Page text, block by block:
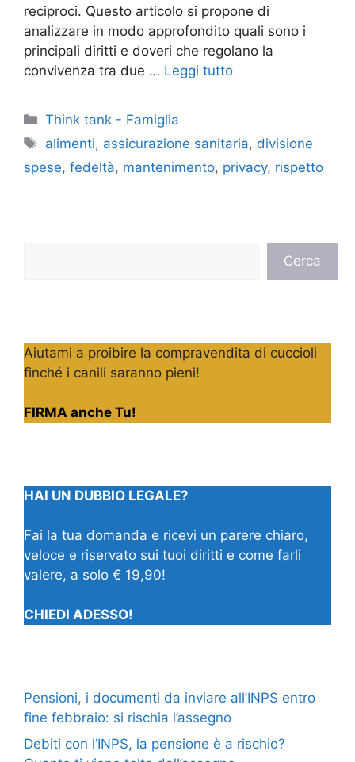
reciproci. Questo articolo si propone di
analizzare in modo approfondito quali sono i
principali diritti e doveri che regolano la
convivenza tra due … Leggi tutto
Categorie
Think tank - Famiglia
Tag
alimenti, assicurazione sanitaria, divisione
spese, fedeltà, mantenimento, privacy, rispetto
Cerca
Aiutami a proibire la compravendita di cuccioli
finché i canili saranno pieni!
FIRMA anche Tu!
HAI UN DUBBIO LEGALE?
Fai la tua domanda e ricevi un parere chiaro,
veloce e riservato sui tuoi diritti e come farli
valere, a solo € 19,90!
CHIEDI ADESSO!
Pensioni, i documenti da inviare all’INPS entro
fine febbraio: si rischia l’assegno
Debiti con l’INPS, la pensione è a rischio?